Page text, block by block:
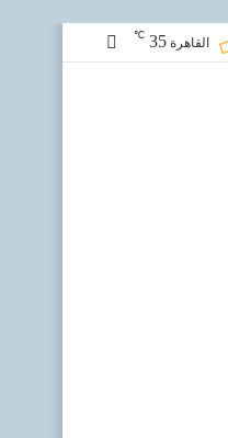
القاهرة 35
℃